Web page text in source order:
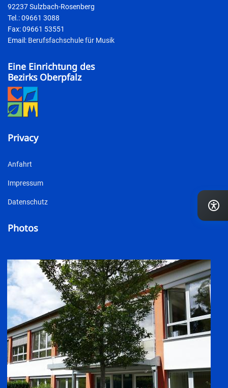
92237 Sulzbach-Rosenberg
Tel.: 09661 3088
Fax: 09661 53551
Email: Berufsfachschule für Musik
Eine Einrichtung des
Bezirks Oberpfalz
Privacy
Anfahrt
Impressum
Datenschutz
Photos